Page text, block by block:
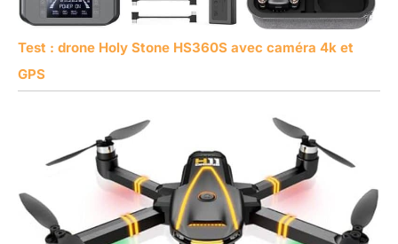
Test : drone Holy Stone HS360S avec caméra 4k et
GPS